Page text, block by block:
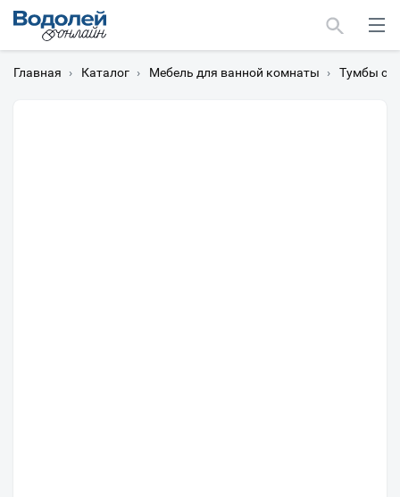
Главная › Каталог › Мебель для ванной комнаты › Тумбы с